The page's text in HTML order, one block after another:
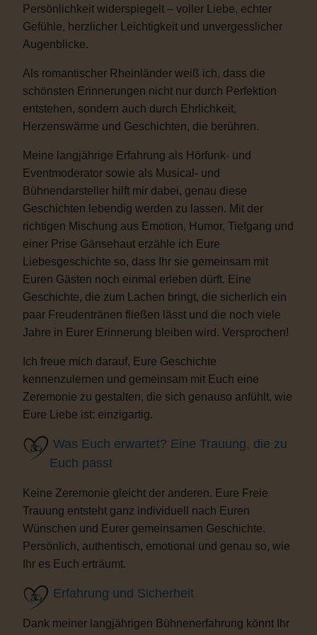
Persönlichkeit widerspiegelt – voller Liebe, echter
Gefühle, herzlicher Leichtigkeit und unvergesslicher
Augenblicke.
Als romantischer Rheinländer weiß ich, dass die
schönsten Erinnerungen nicht nur durch Perfektion
entstehen, sondern auch durch Ehrlichkeit,
Herzenswärme und Geschichten, die berühren.
Meine langjährige Erfahrung als Hörfunk- und
Eventmoderator sowie als Musical- und
Bühnendarsteller hilft mir dabei, genau diese
Geschichten lebendig werden zu lassen. Mit der
richtigen Mischung aus Emotion, Humor, Tiefgang und
einer Prise Gänsehaut erzähle ich Eure
Liebesgeschichte so, dass Ihr sie gemeinsam mit
Euren Gästen noch einmal erleben dürft. Eine
Geschichte, die zum Lachen bringt, die sicherlich ein
paar Freudentränen fließen lässt und die noch viele
Jahre in Eurer Erinnerung bleiben wird. Versprochen!
Ich freue mich darauf, Eure Geschichte
kennenzulernen und gemeinsam mit Euch eine
Zeremonie zu gestalten, die sich genauso anfühlt, wie
Eure Liebe ist: einzigartig.
Was Euch erwartet? Eine Trauung, die zu
Euch passt
Keine Zeremonie gleicht der anderen. Eure Freie
Trauung entsteht ganz individuell nach Euren
Wünschen und Eurer gemeinsamen Geschichte.
Persönlich, authentisch, emotional und genau so, wie
Ihr es Euch erträumt.
Erfahrung und Sicherheit
Dank meiner langjährigen Bühnenerfahrung könnt Ihr